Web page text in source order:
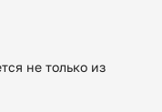
не только из